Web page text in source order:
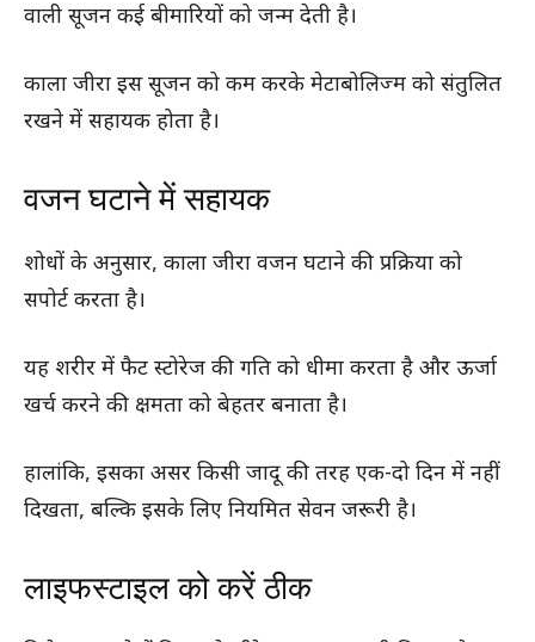
वाली सूजन कई बीमारियों को जन्म देती है।
काला जीरा इस सूजन को कम करके मेटाबोलिज्म को संतुलित
रखने में सहायक होता है।
वजन घटाने में सहायक
शोधों के अनुसार, काला जीरा वजन घटाने की प्रक्रिया को
सपोर्ट करता है।
यह शरीर में फैट स्टोरेज की गति को धीमा करता है और ऊर्जा
खर्च करने की क्षमता को बेहतर बनाता है।
हालांकि, इसका असर किसी जादू की तरह एक-दो दिन में नहीं
दिखता, बल्कि इसके लिए नियमित सेवन जरूरी है।
लाइफस्टाइल को करें ठीक